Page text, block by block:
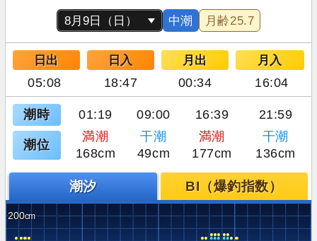
中潮 月齢25.7
日出 日入 月出 月入
05:08 18:47 00:34 16:04
潮時 01:19 09:00 16:39 21:59
潮位
満潮 干潮 満潮
干潮
168cm
49cm 177cm 136cm
潮汐 BI（爆釣指数）
200